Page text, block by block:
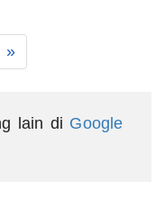
»
lain di Google